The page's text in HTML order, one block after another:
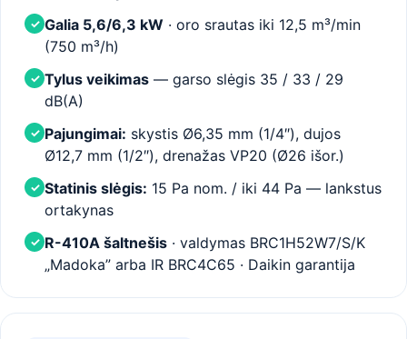
✓ Galia 5,6/6,3 kW · oro srautas iki 12,5 m³/min
(750 m³/h)
✓ Tylus veikimas — garso slėgis 35 / 33 / 29
dB(A)
✓ Pajungimai: skystis Ø6,35 mm (1/4″), dujos
Ø12,7 mm (1/2″), drenažas VP20 (Ø26 išor.)
✓ Statinis slėgis: 15 Pa nom. / iki 44 Pa — lankstus
ortakynas
✓ R-410A šaltnešis · valdymas BRC1H52W7/S/K
„Madoka” arba IR BRC4C65 · Daikin garantija